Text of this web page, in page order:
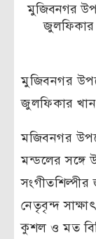
মুজিবনগর
জুলফিকার
মুজিবনগর
জুলফিকার
মজিবনগর
মন্ডলের সঙ্গে
সংগীতশিল্পীর
নেতৃবৃন্দ
কুশল ও মত